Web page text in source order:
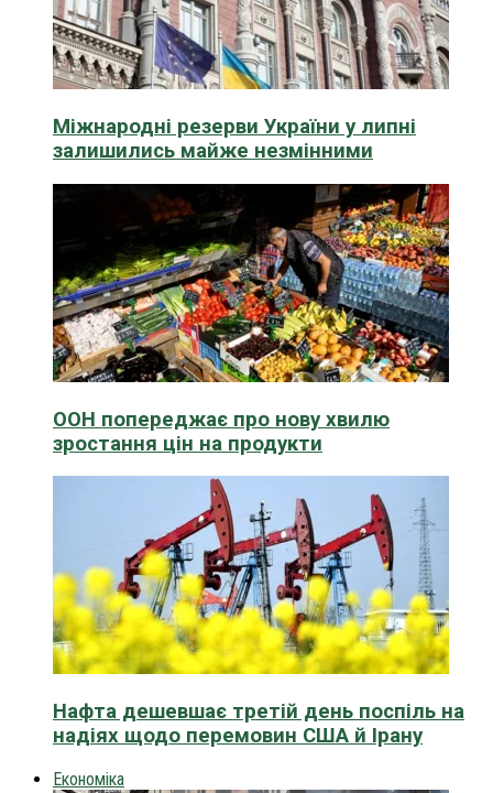
Міжнародні резерви України у липні
залишились майже незмінними
ООН попереджає про нову хвилю
зростання цін на продукти
Нафта дешевшає третій день поспіль на
надіях щодо перемовин США й Ірану
Економіка